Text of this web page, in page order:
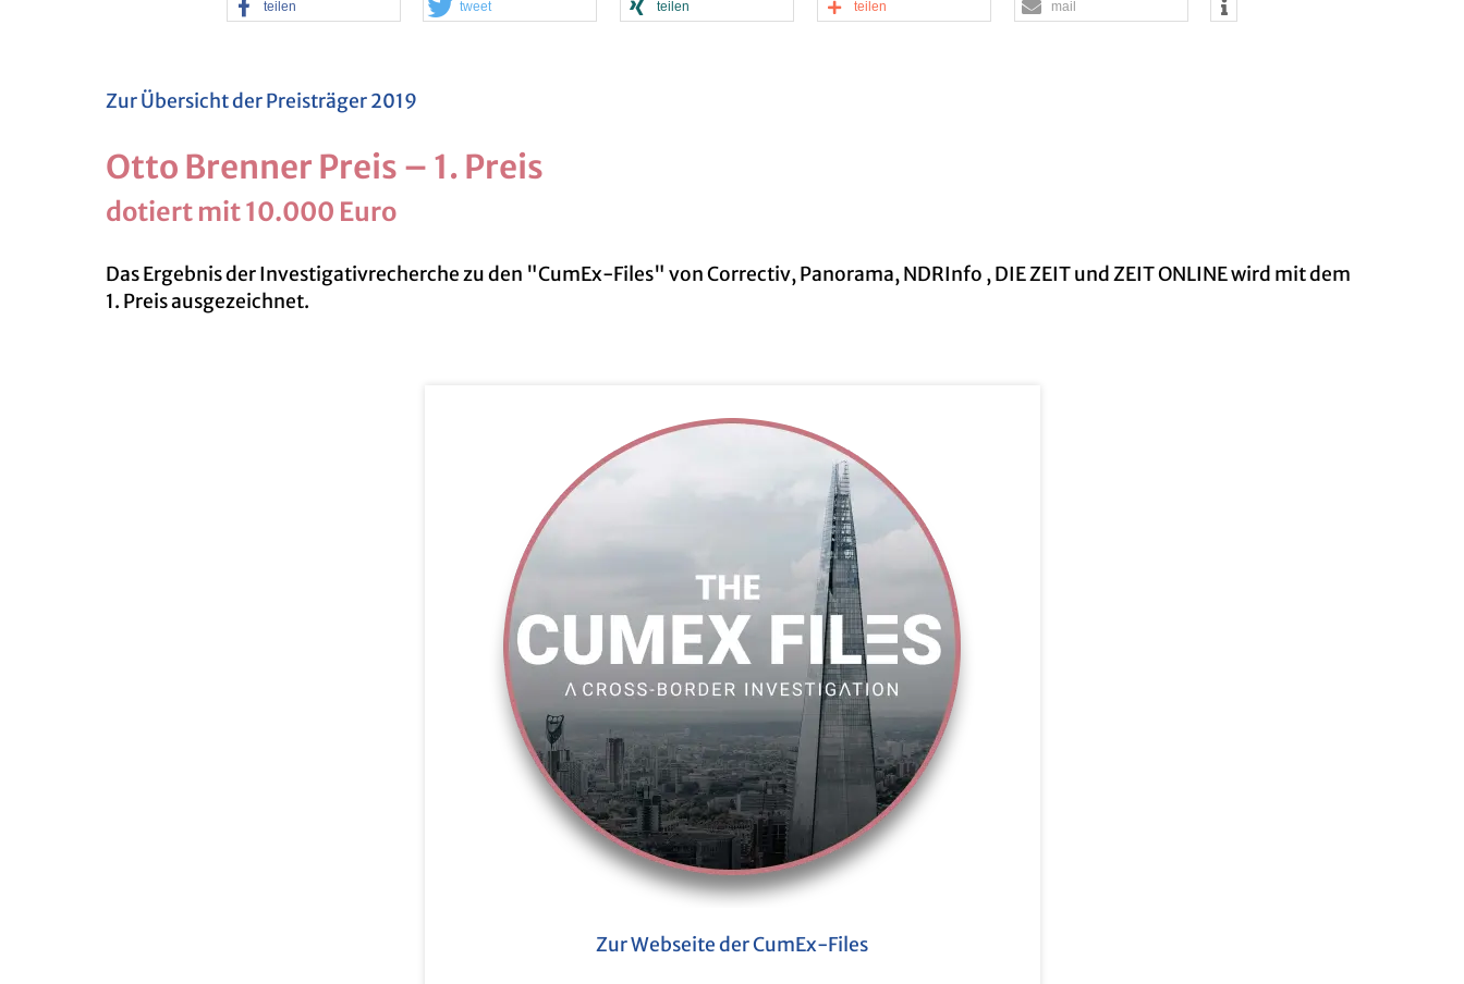
tei­len tweet tei­len tei­len mail
Zur Über­sicht der Preis­trä­ger 2019
Otto Bren­ner Preis – 1. Preis
do­tiert mit 10.000 Euro
Das Er­geb­nis der In­ves­ti­ga­tiv­re­cher­che zu den "CumEx-Files" von Cor­rec­tiv, Pan­ora­ma, NDRIn­fo , DIE ZEIT und ZEIT ON­LINE wird mit dem
1. Preis aus­ge­zeich­net.
Zur Web­sei­te der CumEx-Files